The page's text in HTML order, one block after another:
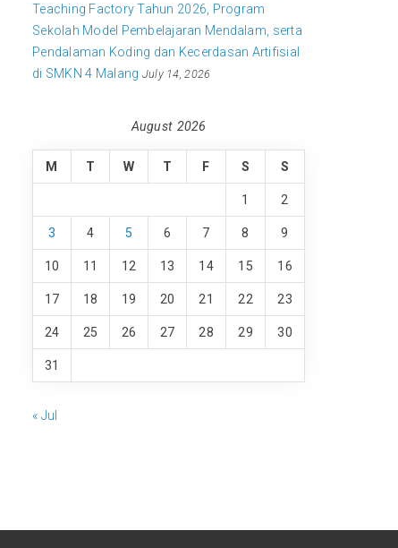
Teaching Factory Tahun 2026, Program
Sekolah Model Pembelajaran Mendalam, serta
Pendalaman Koding dan Kecerdasan Artifisial
di SMKN 4 Malang July 14, 2026
August 2026
M T W T F S S
1 2
3 4 5 6 7 8 9
10 11 12 13 14 15 16
17 18 19 20 21 22 23
24 25 26 27 28 29 30
31
« Jul